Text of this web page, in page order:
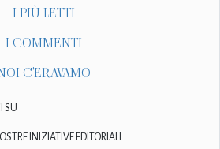
I PIÙ LETTI
I COMMENTI
C'ERAVAMO
SU
INIZIATIVE EDITORIALI